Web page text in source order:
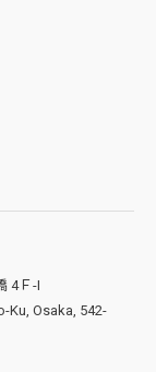
変えて複数注文する
ードにデザインを配
で配置してくださ
(両面印刷の場合の
同質の一般的な用
4Ｆ-I
Ku, Osaka, 542-